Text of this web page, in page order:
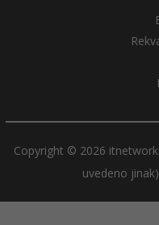
Copyright © 2026
uvedeno